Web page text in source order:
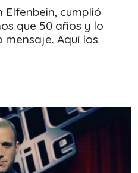
Elfenbein, cumplió
que 50 años y lo
Aquí los